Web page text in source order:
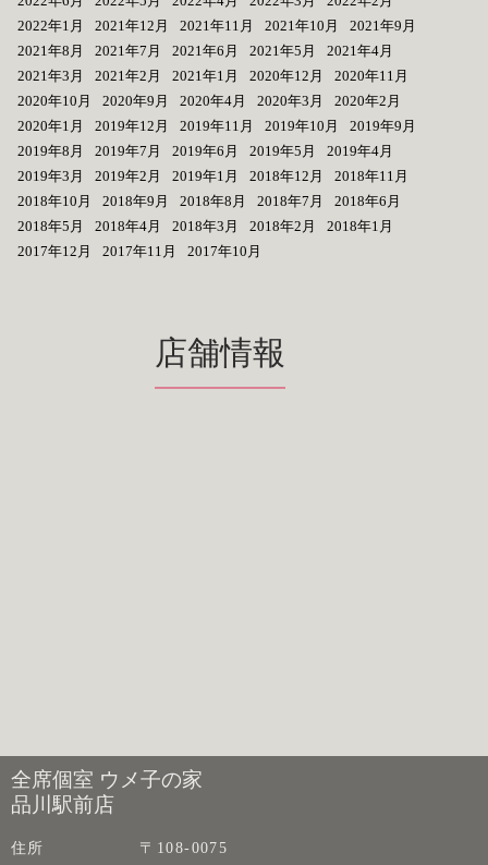
2022年1月
2021年12月 2021年11月 2021年10月
2021年9月
2021年8月
2021年7月 2021年6月 2021年5月
2021年4月
2021年3月
2021年2月 2021年1月 2020年12月
2020年11月
2020年10月
2020年9月 2020年4月 2020年3月
2020年2月
2020年1月
2019年12月 2019年11月 2019年10月
2019年9月
2019年8月
2019年7月 2019年6月 2019年5月
2019年4月
2019年3月
2019年2月 2019年1月 2018年12月
2018年11月
2018年10月
2018年9月 2018年8月 2018年7月
2018年6月
2018年5月
2018年4月 2018年3月 2018年2月
2018年1月
2017年12月
2017年11月 2017年10月
店舗情報
全席個室 ウメ子の家
品川駅前店
住所
〒108-0075